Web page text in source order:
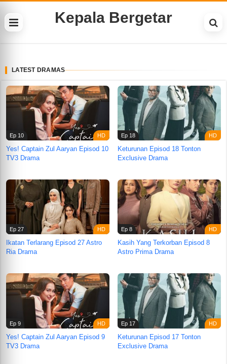
Kepala Bergetar
LATEST DRAMAS
Ep 10
Yes! Captain Zul Aaryan Episod 10
TV3 Drama
Ep 18
Keturunan Episod 18 Tonton
Exclusive Drama
Ep 27
Ikatan Terlarang Episod 27 Astro
Ria Drama
Ep 8
Kasih Yang Terkorban Episod 8
Astro Prima Drama
Ep 9
Yes! Captain Zul Aaryan Episod 9
TV3 Drama
Ep 17
Keturunan Episod 17 Tonton
Exclusive Drama